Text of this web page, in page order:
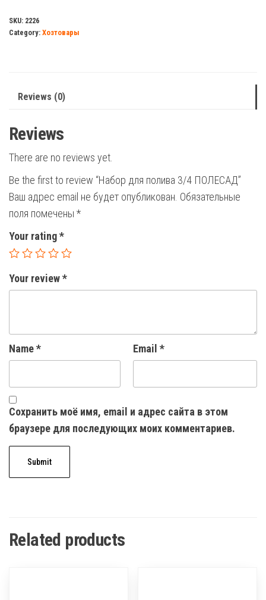
3/4
ПОЛЕСАД
SKU: 2226
Category: Хозтовары
Reviews (0)
Reviews
There are no reviews yet.
Be the first to review “Набор для полива 3/4 ПОЛЕСАД”
Ваш адрес email не будет опубликован. Обязательные
поля помечены *
Your rating*
Your review*
Name* Email *
Сохранить моё имя, email и адрес сайта в этом
браузере для последующих моих комментариев.
Related products